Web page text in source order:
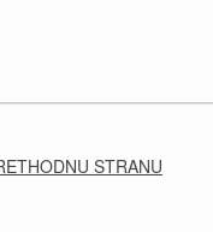
STRANU